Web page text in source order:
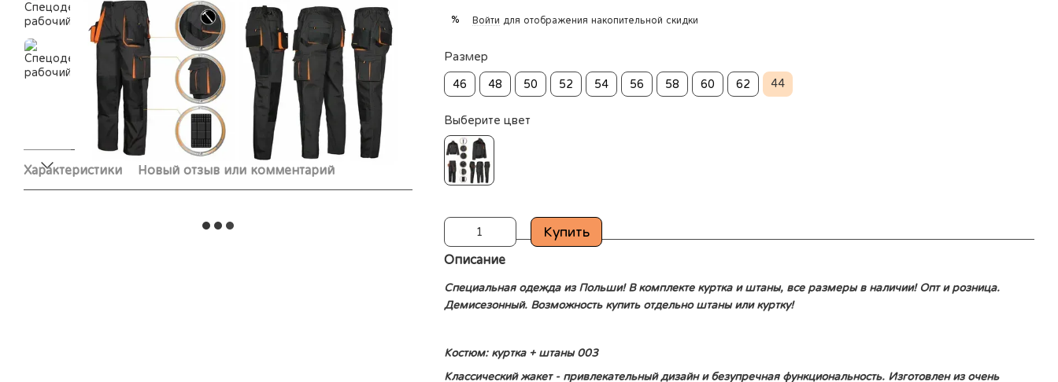
Характеристики Новый отзыв или комментарий
% Войти для отображения накопительной скидки
Размер
46 48 50 52 54 56 58 60 62 44
Выберите цвет
Купить
Описание
Специальная одежда из Польши! В комплекте куртка и штаны, все размеры в наличии! Опт и розница.
Демисезонный. Возможность купить отдельно штаны или куртку!
Костюм: куртка + штаны 003
Классический жакет - привлекательный дизайн и безупречная функциональность. Изготовлен из очень